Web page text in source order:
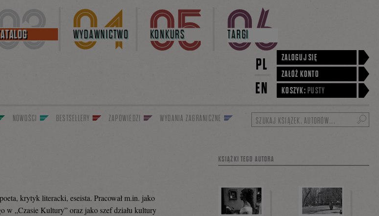
WYDAWNICTWO KONKURS TARGI
PL
EN
ZALOGUJ SIĘ
ZAŁÓŻ KONTO
KOSZYK: PUSTY
NOWOŚCI BESTSELLERY ZAPOWIEDZI WYDANIA ZAGRANICZNE
krytyk literacki, eseista. Pracował m.in. jako
w „Czasie Kultury” oraz jako szef działu kultury
KSIĄŻKI TEGO AUTORA